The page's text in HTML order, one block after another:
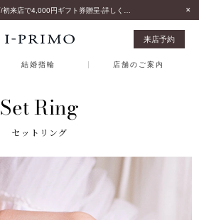
来店予約
結婚指輪 店舗のご案内
Set Ring
セットリング